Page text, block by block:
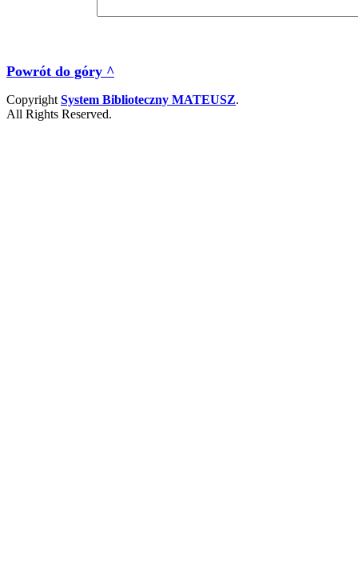
Powrót do góry ^
Copyright System Biblioteczny MATEUSZ.
All Rights Reserved.